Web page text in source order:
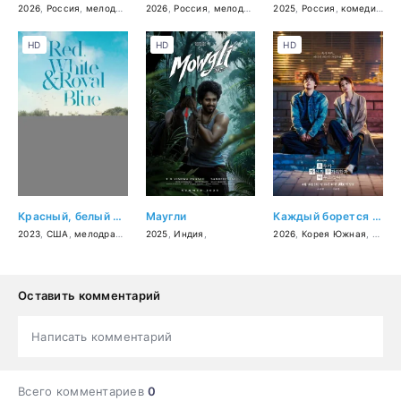
2026 Россия мелодрама 2026 ,Россия мелодрама 2025 Россия ,комедия
Красный, белый и королевский синий
2023 США ,мелодрама комедия
HD
Маугли
2025 ,Индия
HD
Каждый борется со своей собственной никчёмностью
2026 Корея Южная
HD
Оставить комментарий
Написать комментарий
Всего комментариев0